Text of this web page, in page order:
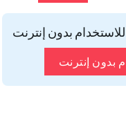
بدون إنترنت
بدون إنترنت